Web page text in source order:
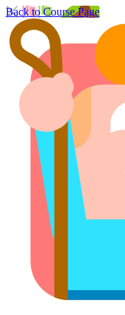
Back to Course Page